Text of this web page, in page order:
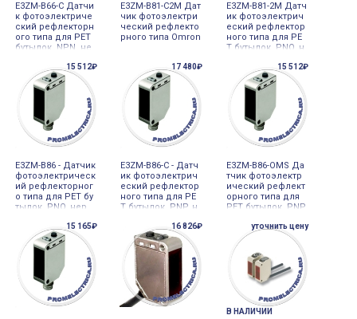
E3ZM-B66-C Датчи
к фотоэлектриче
ский рефлекторн
ого типа для РЕТ
бутылок, NPN, не
флектором Omro
E3ZM-B81-C2M Дат
чик фотоэлектри
ческий рефлекто
рного типа Omron
E3ZM-B81-2M Датч
ик фотоэлектрич
еский рефлектор
ного типа для РЕ
Т бутылок, PNO, н
ез рефлектором
Omron
15 512₽
E3ZM-B86 - Датчик
фотоэлектрическ
ий рефлекторног
о типа для РЕТ бу
тылок, PNO, нер
флектора Omron
17 480₽
E3ZM-B86-C - Датч
ик фотоэлектрич
еский рефлектор
ного типа для РЕ
Т бутылок, PNP, н
флектором Omro
15 512₽
E3ZM-B86-OMS Да
тчик фотоэлектр
ический рефлект
орного типа для
РЕТ бутылок, PNP,
ефлектором Omr
15 165₽ 16 826₽ уточнить цену
В НАЛИЧИИ